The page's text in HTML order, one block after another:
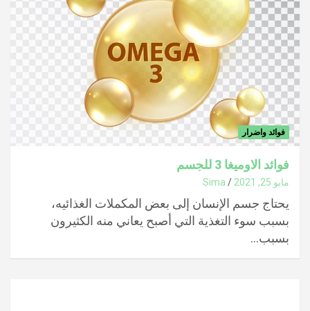
فوائد واضرار
فوائد الاوميغا 3 للجسم
مايو 25, 2021 Sima
يحتاج جسم الإنسان إلى بعض المكملات الغذائيه،
بسبب سوء التغذية التي أصبح يعاني منه الكثيرون
بسبب…